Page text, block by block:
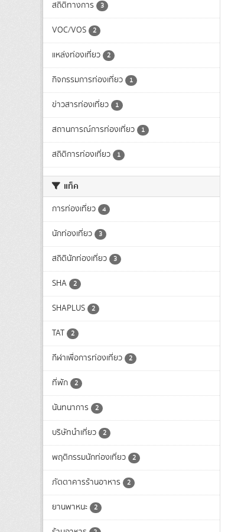
สถิติทางการ 3
VOC/VOS 2
แหล่งท่องเที่ยว 2
กิจกรรมการท่องเที่ยว 1
ข่าวสารท่องเที่ยว 1
สถานการณ์การท่องเที่ยว 1
สถิติการท่องเที่ยว 1
แท็ค
การท่องเที่ยว 4
นักท่องเที่ยว 3
สถิตินักท่องเที่ยว 3
SHA 2
SHAPLUS 2
TAT 2
กีฬาเพื่อการท่องเที่ยว 2
ที่พัก 2
นันทนาการ 2
บริษัทนำเที่ยว 2
พฤติกรรมนักท่องเที่ยว 2
ภัตตาคารร้านอาหาร 2
ยานพาหนะ 2